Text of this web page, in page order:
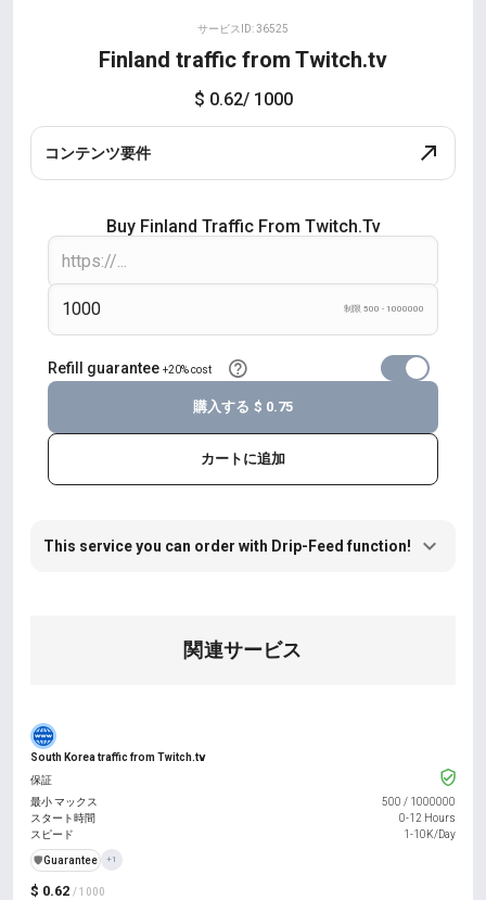
サービスID: 36525
Finland traffic from Twitch.tv
$ 0.62/ 1000
コンテンツ要件
Buy Finland Traffic From Twitch.tv
制限 500 - 1000000
Refill guarantee +20% cost
カートに追加
購入する $ 0.75
This service you can order with Drip-Feed function!
関連サービス
South Korea traffic from Twitch.tv
$ 0.62 / 1000
保証
最小 マックス
500 / 1000000
スタート時間
0-12 Hours
スピード
1-10K/Day
️🛡️Guarantee +1